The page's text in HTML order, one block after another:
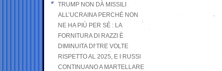
TRUMP NON DÀ MISSILI
ALL’UCRAINA PERCHÉ NON
NE HA PIÙ PER SÉ : LA
FORNITURA DI RAZZI È
DIMINUITA DI TRE VOLTE
RISPETTO AL 2025, E I RUSSI
CONTINUANO A MARTELLARE